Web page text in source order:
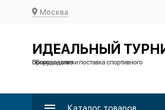
Москва
ИДЕАЛЬНЫЙ
Производство и поставка спортивного оборудования